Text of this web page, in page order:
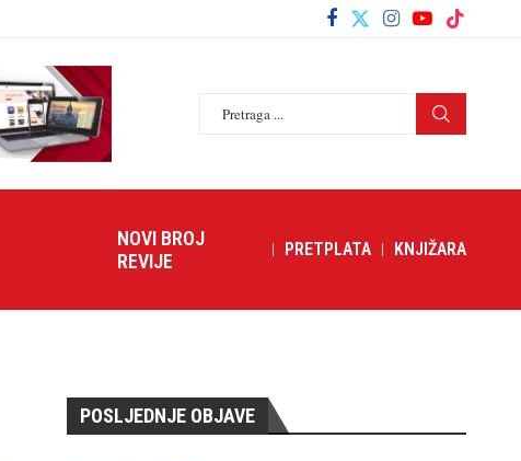
NOVI BROJ
REVIJE
PRETPLATA KNJIŽARA
POSLJEDNJE OBJAVE